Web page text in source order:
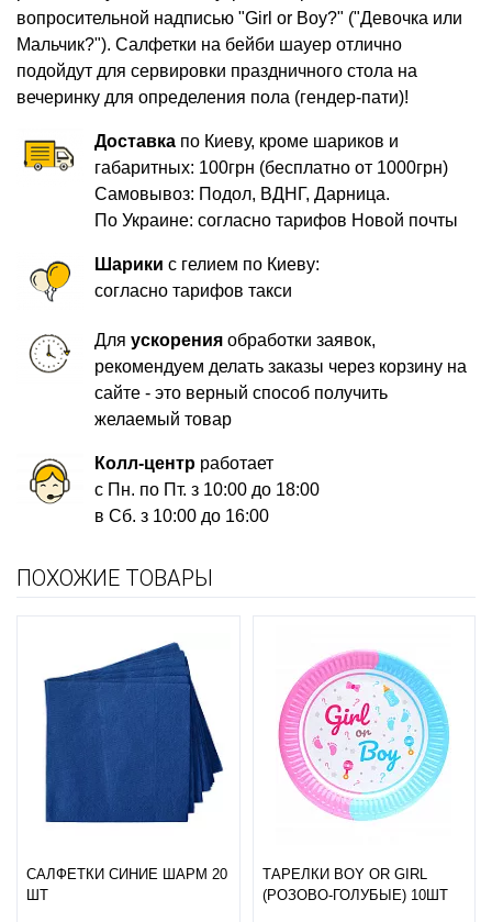
вопросительной надписью "Girl or Boy?" ("Девочка или
Мальчик?"). Салфетки на бейби шауер отлично
подойдут для сервировки праздничного стола на
вечеринку для определения пола (гендер-пати)!
Доставка по Киеву, кроме шариков и
габаритных: 100грн (бесплатно от 1000грн)
Самовывоз: Подол, ВДНГ, Дарница.
По Украине: согласно тарифов Новой почты
Шарики с гелием по Киеву:
согласно тарифов такси
Дляускорения обработки заявок,
рекомендуем делать заказы через корзину на
сайте - это верный способ получить
желаемый товар
Колл-центр работает
с Пн. по Пт. з 10:00 до 18:00
в Сб. з 10:00 до 16:00
ПОХОЖИЕ ТОВАРЫ
САЛФЕТКИ СИНИЕ ШАРМ 20
ШТ
ТАРЕЛКИ BOY OR GIRL
(РОЗОВО-ГОЛУБЫЕ) 10ШТ